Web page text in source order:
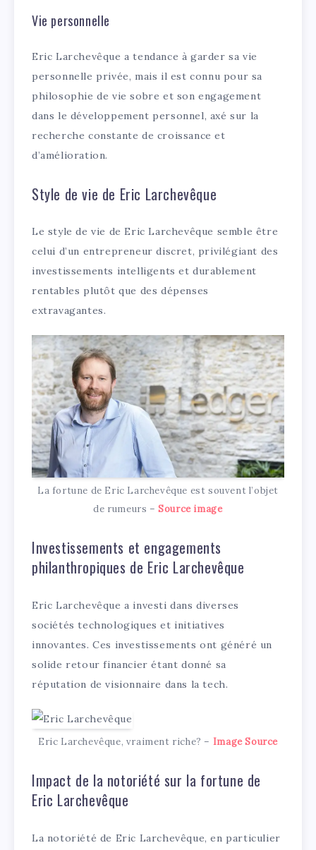
Vie personnelle
Eric Larchevêque a tendance à garder sa vie
personnelle privée, mais il est connu pour sa
philosophie de vie sobre et son engagement
dans le développement personnel, axé sur la
recherche constante de croissance et
d’amélioration.
Style de vie de Eric Larchevêque
Le style de vie de Eric Larchevêque semble être
celui d’un entrepreneur discret, privilégiant des
investissements intelligents et durablement
rentables plutôt que des dépenses
extravagantes.
La fortune de Eric Larchevêque est souvent l’objet
de rumeurs –Source image
Investissements et engagements
philanthropiques de Eric Larchevêque
Eric Larchevêque a investi dans diverses
sociétés technologiques et initiatives
innovantes. Ces investissements ont généré un
solide retour financier étant donné sa
réputation de visionnaire dans la tech.
Eric Larchevêque, vraiment riche? – Image Source
Impact de la notoriété sur la fortune de
Eric Larchevêque
La notoriété de Eric Larchevêque, en particulier